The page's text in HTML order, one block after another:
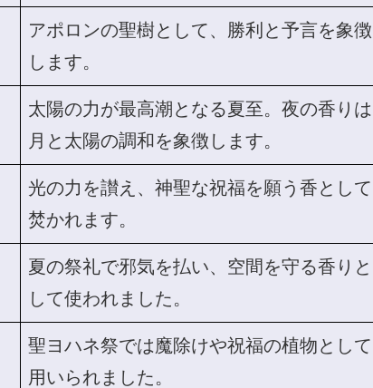
アポロンの聖樹として、勝利と予言を象徴
します。
太陽の力が最高潮となる夏至。夜の香りは
月と太陽の調和を象徴します。
光の力を讃え、神聖な祝福を願う香として
焚かれます。
夏の祭礼で邪気を払い、空間を守る香りと
して使われました。
聖ヨハネ祭では魔除けや祝福の植物として
用いられました。